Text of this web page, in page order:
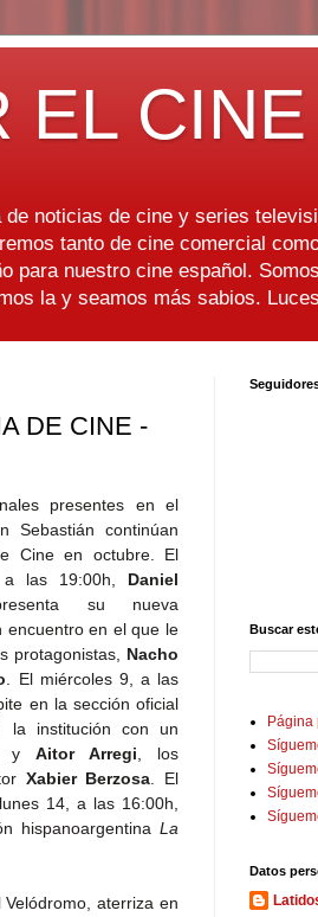
EL CINE
de noticias de cine y series
tanto de cine comercial
para nuestro cine español.
la y seamos más sabios.
DE CINE -
presentes en el
Sebastián continúan
Cine en octubre. El
las 19:00h, Daniel
su nueva
encuentro en el que le
protagonistas, Nacho
. El miércoles 9, a las
en la sección oficial
la institución con un
Aitor Arregi , los
Xabier Berzosa . El
14, a las 16:00h,
hispanoargentina La
aterriza en
Buscar
Página
Datos